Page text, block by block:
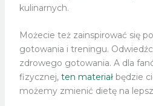
kulinarnych.
Możecie też zainspirować się
gotowania i treningu.
zdrowego gotowania. A dla
fizycznej, ten materiałbędzie
możemy zmienić dietę na